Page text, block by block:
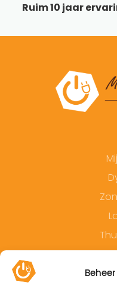
Ruim 10 jaar